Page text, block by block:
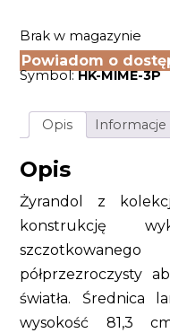
Brak w magazynie
Powiadom o
Symbol:HK-MIME-3P
Opis
Opis
Żyrandol z
konstrukcję
półprzezroczysty
światła. Średnica
wysokość 81,3